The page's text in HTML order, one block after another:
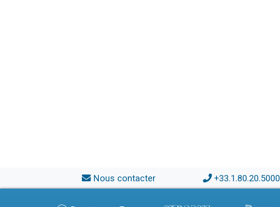
Nous contacter +33.1.80.20.5000